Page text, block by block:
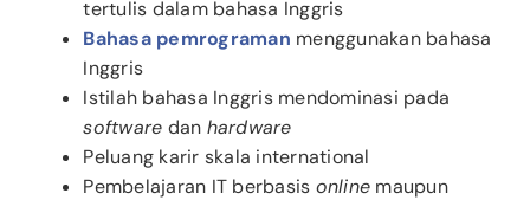
tertulis dalam bahasa Inggris
Bahasa pemrograman menggunakan bahasa
Inggris
Istilah bahasa Inggris mendominasi pada
software dan hardware
Peluang karir skala international
Pembelajaran IT berbasis online maupun